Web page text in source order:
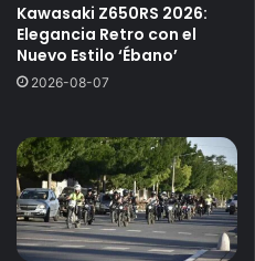
Kawasaki Z650RS 2026:
Elegancia Retro con el
Nuevo Estilo ‘Ébano’
2026-08-07